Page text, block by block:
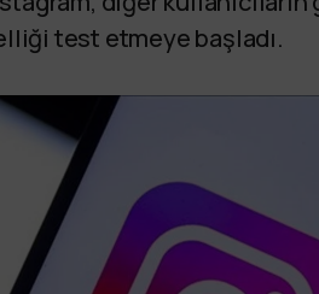
test etmeye başladı.